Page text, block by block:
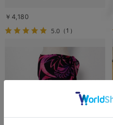
￥4,180
5.0 （1）